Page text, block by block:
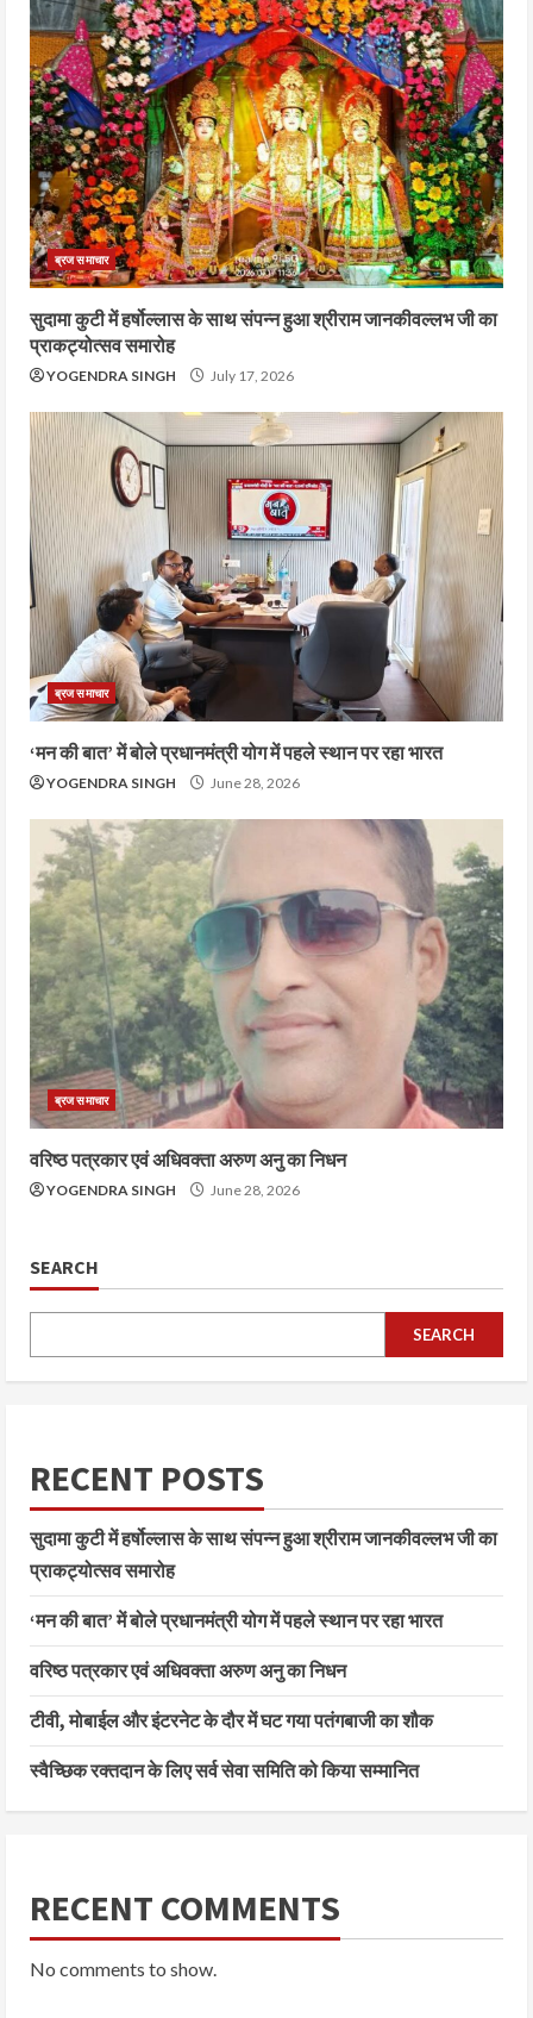
ब्रज समाचार
सुदामा कुटी में हर्षोल्लास के साथ संपन्न हुआ श्रीराम जानकीवल्लभ जी का
प्राकट्योत्सव समारोह
YOGENDRA SINGH July 17, 2026
ब्रज समाचार
‘मन की बात’ में बोले प्रधानमंत्री योग में पहले स्थान पर रहा भारत
YOGENDRA SINGH June 28, 2026
ब्रज समाचार
वरिष्ठ पत्रकार एवं अधिवक्ता अरुण अनु का निधन
YOGENDRA SINGH June 28, 2026
SEARCH
SEARCH
RECENT POSTS
सुदामा कुटी में हर्षोल्लास के साथ संपन्न हुआ श्रीराम जानकीवल्लभ जी का
प्राकट्योत्सव समारोह
‘मन की बात’ में बोले प्रधानमंत्री योग में पहले स्थान पर रहा भारत
वरिष्ठ पत्रकार एवं अधिवक्ता अरुण अनु का निधन
टीवी, मोबाईल और इंटरनेट के दौर में घट गया पतंगबाजी का शौक
स्वैच्छिक रक्तदान के लिए सर्व सेवा समिति को किया सम्मानित
RECENT COMMENTS
No comments to show.